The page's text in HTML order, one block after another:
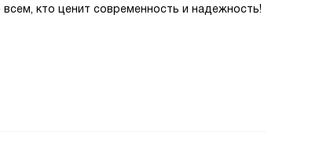
кто ценит современность и надежность!